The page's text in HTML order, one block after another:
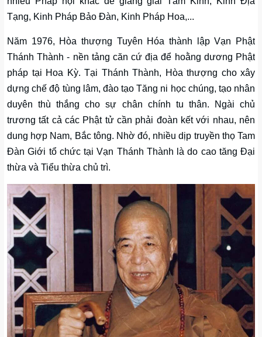
Tạng, Kinh Pháp Bảo Đàn, Kinh Pháp Hoa,...
Năm 1976, Hòa thượng Tuyên Hóa thành lập Vạn Phật
Thánh Thành - nền tảng căn cứ địa để hoằng dương Phật
pháp tại Hoa Kỳ. Tại Thánh Thành, Hòa thượng cho xây
dựng chế độ tùng lâm, đào tạo Tăng ni học chúng, tạo nhân
duyên thù thắng cho sự chân chính tu thân. Ngài chủ
trương tất cả các Phật tử cần phải đoàn kết với nhau, nên
dung hợp Nam, Bắc tông. Nhờ đó, nhiều dịp truyền thọ Tam
Đàn Giới tổ chức tại Vạn Thánh Thành là do cao tăng Đại
thừa và Tiểu thừa chủ trì.